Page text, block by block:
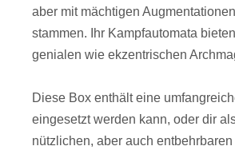
aber mit mächtigen
stammen. Ihr Kampfautomata
genialen wie ekzentrischen
Diese Box enthält eine
eingesetzt werden kann, oder dir
nützlichen, aber auch